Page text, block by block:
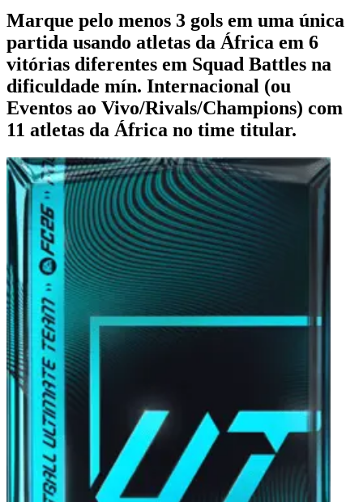
Marque pelo menos 3 gols em uma única
partida usando atletas da África em 6
vitórias diferentes em Squad Battles na
dificuldade mín. Internacional (ou
Eventos ao Vivo/Rivals/Champions) com
11 atletas da África no time titular.